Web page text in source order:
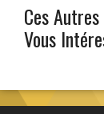
Ces
Vous